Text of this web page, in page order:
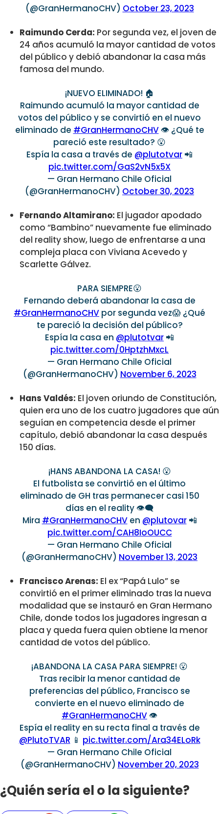
(@GranHermanoCHV) October 23, 2023
Raimundo Cerda: Por segunda vez, el joven de
24 años acumuló la mayor cantidad de votos
del público y debió abandonar la casa más
famosa del mundo.
¡NUEVO ELIMINADO! 🏠
Raimundo acumuló la mayor cantidad de
votos del público y se convirtió en el nuevo
eliminado de #GranHermanoCHV👁️ ¿Qué te
pareció este resultado? 😮
Espía la casa a través de @plutotvar 📲
pic.twitter.com/GaS2vN5x5X
— Gran Hermano Chile Oficial
(@GranHermanoCHV) October 30, 2023
Fernando Altamirano: El jugador apodado
como “Bambino” nuevamente fue eliminado
del reality show, luego de enfrentarse a una
compleja placa con Viviana Acevedo y
Scarlette Gálvez.
PARA SIEMPRE😮
Fernando deberá abandonar la casa de
#GranHermanoCHV por segunda vez😱 ¿Qué
te pareció la decisión del público?
Espía la casa en @plutotvar 📲
pic.twitter.com/0HptzhMxcL
— Gran Hermano Chile Oficial
(@GranHermanoCHV) November 6, 2023
Hans Valdés: El joven oriundo de Constitución,
quien era uno de los cuatro jugadores que aún
seguían en competencia desde el primer
capítulo, debió abandonar la casa después
150 días.
¡HANS ABANDONA LA CASA! 😮
El futbolista se convirtió en el último
eliminado de GH tras permanecer casi 150
días en el reality 👁‍🗨
Mira #GranHermanoCHVen @plutovar📲
pic.twitter.com/CAH8IoOUCC
— Gran Hermano Chile Oficial
(@GranHermanoCHV) November 13, 2023
Francisco Arenas: El ex “Papá Lulo” se
convirtió en el primer eliminado tras la nueva
modalidad que se instauró en Gran Hermano
Chile, donde todos los jugadores ingresan a
placa y queda fuera quien obtiene la menor
cantidad de votos del público.
¡ABANDONA LA CASA PARA SIEMPRE! 😮
Tras recibir la menor cantidad de
preferencias del público, Francisco se
convierte en el nuevo eliminado de
#GranHermanoCHV 👁️
Espía el reality en su recta final a través de
@PlutoTVAR 📱 pic.twitter.com/Ara34ELoRk
— Gran Hermano Chile Oficial
(@GranHermanoCHV) November 20, 2023
¿Quién sería el o la siguiente?